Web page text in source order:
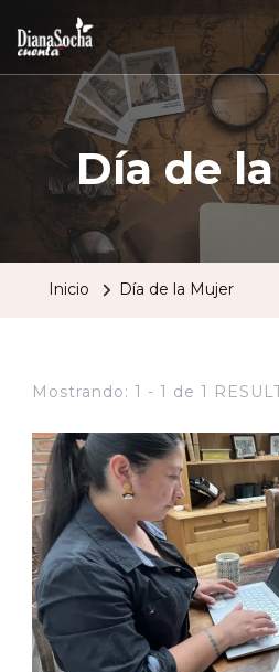
Día de
Inicio Día de la Mujer
Mostrando: 1 - 1 de 1